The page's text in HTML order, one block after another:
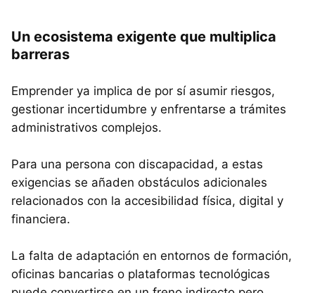
Un ecosistema exigente que multiplica
barreras
Emprender ya implica de por sí asumir riesgos,
gestionar incertidumbre y enfrentarse a trámites
administrativos complejos.
Para una persona con discapacidad, a estas
exigencias se añaden obstáculos adicionales
relacionados con la accesibilidad física, digital y
financiera.
La falta de adaptación en entornos de formación,
oficinas bancarias o plataformas tecnológicas